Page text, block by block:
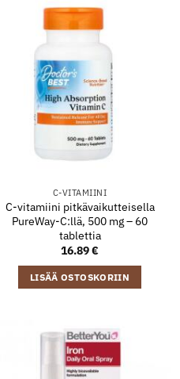
C-VITAMIINI
C-vitamiini pitkävaikutteisella
PureWay-C:llä, 500 mg – 60
tablettia
16.89€
LISÄÄ OSTOSKORIIN